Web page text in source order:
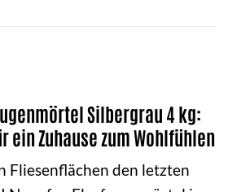
Silbergrau 4 kg:
ein Zuhause zum Wohlfühlen
Fliesenflächen den letzten